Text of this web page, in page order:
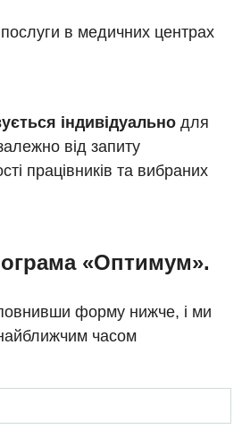
в медичних центрах
індивідуально для
від запиту
працівників та вибраних
«Оптимум».
форму нижче, і ми
часом